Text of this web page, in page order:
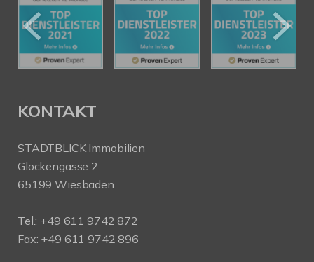
KONTAKT
STADTBLICK Immobilien
Glockengasse 2
65199 Wiesbaden
Tel.: +49 611 9742 872
Fax: +49 611 9742 896